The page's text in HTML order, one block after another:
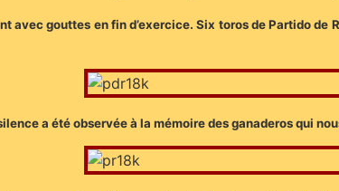
avec gouttes en fin d’exercice. Six toros de Partido de
a été observée à la mémoire des ganaderos qui